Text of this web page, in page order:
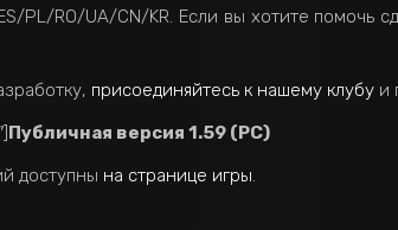
PL/RO/UA/CN/KR. Если вы хотите помочь
присоединяйтесь к нашему клубу и
Публичная версия 1.59 (PC)
доступны на странице игры.